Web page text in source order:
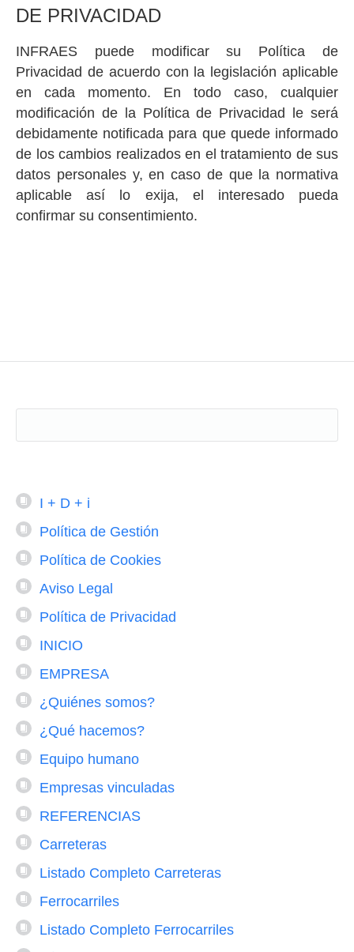
DE PRIVACIDAD
INFRAES puede modificar su Política de
Privacidad de acuerdo con la legislación aplicable
en cada momento. En todo caso, cualquier
modificación de la Política de Privacidad le será
debidamente notificada para que quede informado
de los cambios realizados en el tratamiento de sus
datos personales y, en caso de que la normativa
aplicable así lo exija, el interesado pueda
confirmar su consentimiento.
I + D + i
Política de Gestión
Política de Cookies
Aviso Legal
Política de Privacidad
INICIO
EMPRESA
¿Quiénes somos?
¿Qué hacemos?
Equipo humano
Empresas vinculadas
REFERENCIAS
Carreteras
Listado Completo Carreteras
Ferrocarriles
Listado Completo Ferrocarriles